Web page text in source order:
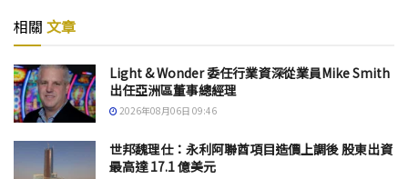
相關 文章
Light & Wonder 委任行業資深從業員Mike Smith
出任亞洲區董事總經理
2026年08月06日 09:46
世邦魏理仕：永利阿聯酋項目造價上調後 股東出資
最高達 17.1 億美元